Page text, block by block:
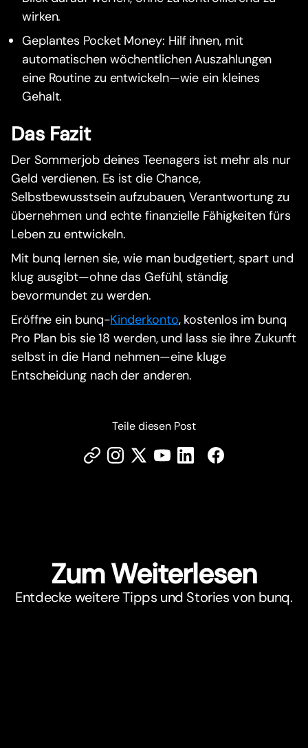
wirken.
Geplantes Pocket Money: Hilf ihnen, mit
automatischen wöchentlichen Auszahlungen
eine Routine zu entwickeln—wie ein kleines
Gehalt.
Das Fazit
Der Sommerjob deines Teenagers ist mehr als nur
Geld verdienen. Es ist die Chance,
Selbstbewusstsein aufzubauen, Verantwortung zu
übernehmen und echte finanzielle Fähigkeiten fürs
Leben zu entwickeln.
Mit bunq lernen sie, wie man budgetiert, spart und
klug ausgibt—ohne das Gefühl, ständig
bevormundet zu werden.
Eröffne ein bunq-Kinderkonto, kostenlos im bunq
Pro Plan bis sie 18 werden, und lass sie ihre Zukunft
selbst in die Hand nehmen—eine kluge
Entscheidung nach der anderen.
Teile diesen Post
Zum Weiterlesen
Entdecke weitere Tipps und Stories von bunq.